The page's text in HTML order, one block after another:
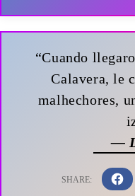
“Cuando
Calavera, le
malhechores,
—